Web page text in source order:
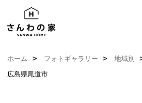
ホーム フォトギャラリー 地域別
広島県尾道市